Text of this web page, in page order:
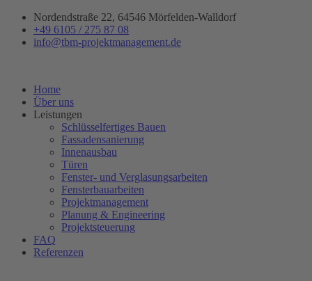
Zum
Inhalt
springen
Nordendstraße 22, 64546 Mörfelden-Walldorf
+49 6105 / 275 87 08
info@tbm-projektmanagement.de
Home
Über uns
Leistungen
Schlüsselfertiges Bauen
Fassadensanierung
Innenausbau
Türen
Fenster- und Verglasungsarbeiten
Fensterbauarbeiten
Projektmanagement
Planung & Engineering
Projektsteuerung
FAQ
Referenzen